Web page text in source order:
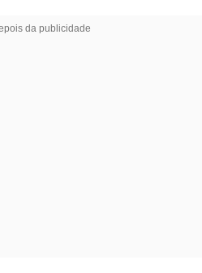
da publicidade